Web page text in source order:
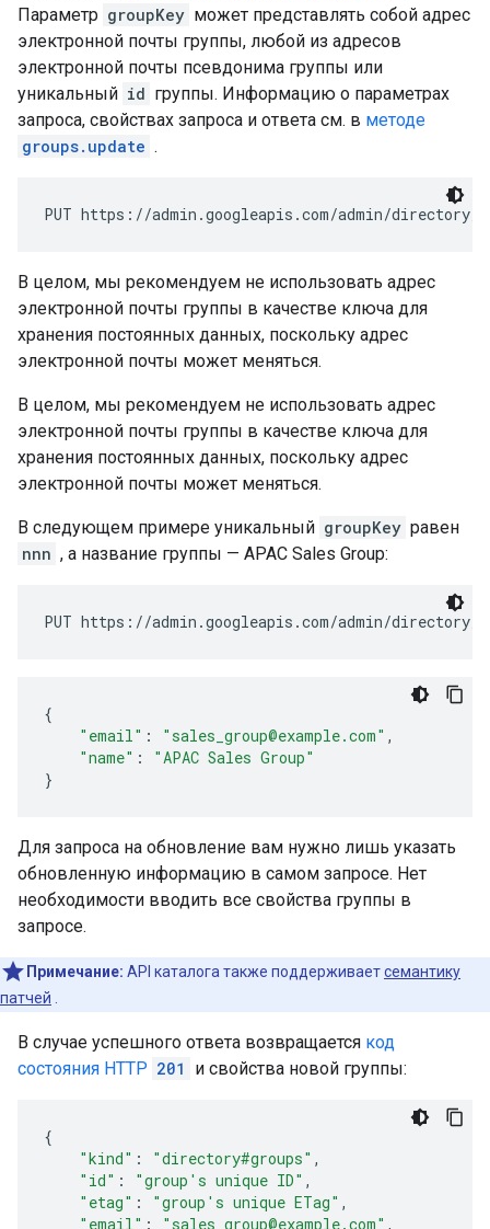
Параметр groupKey может представлять собой адрес
электронной почты группы, любой из адресов
электронной почты псевдонима группы или
уникальный id группы. Информацию о параметрах
запроса, свойствах запроса и ответа см. в методе
groups.update .
PUT https://admin.googleapis.com/admin/directory/
В целом, мы рекомендуем не использовать адрес
электронной почты группы в качестве ключа для
хранения постоянных данных, поскольку адрес
электронной почты может меняться.
В целом, мы рекомендуем не использовать адрес
электронной почты группы в качестве ключа для
хранения постоянных данных, поскольку адрес
электронной почты может меняться.
В следующем примере уникальный groupKey равен
nnn , а название группы — APAC Sales Group:
{
"email" : "sales_group@example.com" ,
"name" :
"APAC Sales Group"
}
Для запроса на обновление вам нужно лишь указать
обновленную информацию в самом запросе. Нет
необходимости вводить все свойства группы в
запросе.
Примечание: API каталога также поддерживаетсемантику
патчей
В случае успешного ответа возвращается код
состояния HTTP 201 и свойства новой группы:
{
"kind" : "directory#groups" ,
"id" : "group's unique ID" ,
"etag" : "group's unique ETag" ,
"email" : "sales_group@example.com" ,